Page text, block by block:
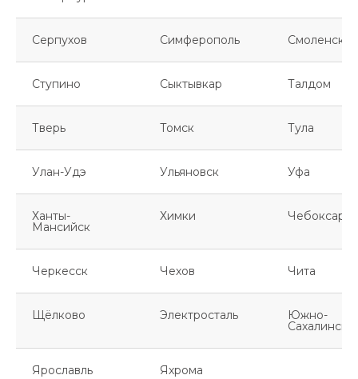
Серпухов Симферополь Смоленск
Ступино Сыктывкар Талдом
Тверь Томск Тула
Улан-Удэ Ульяновск Уфа
Ханты-
Мансийск
Химки Чебоксары
Черкесск Чехов Чита
Щёлково Электросталь Южно-
Сахалинск
Ярославль Яхрома